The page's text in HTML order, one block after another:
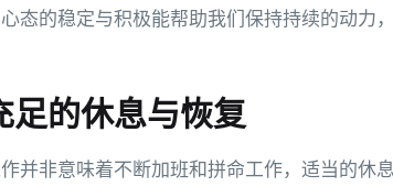
态的稳定与积极能帮助我们保持持续的动力
足的休息与恢复
并非意味着不断加班和拼命工作，适当的休